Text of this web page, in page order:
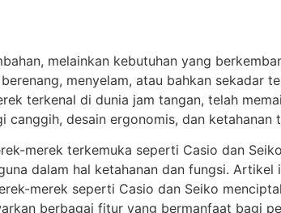
melainkan kebutuhan yang
menyelam, atau bahkan sekadar
terkenal di dunia jam tangan, telah
desain ergonomis, dan ketahanan
merek terkemuka seperti Casio dan
dalam hal ketahanan dan fungsi.
merek seperti Casio dan Seiko
berbagai fitur yang bermanfaat bagi